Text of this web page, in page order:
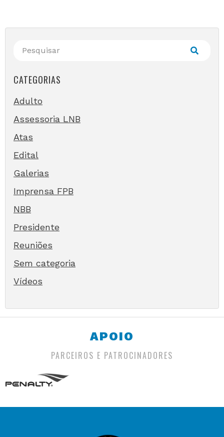
CATEGORIAS
Adulto
Assessoria LNB
Atas
Edital
Galerias
Imprensa FPB
NBB
Presidente
Reuniões
Sem categoria
Vídeos
APOIO
PARCEIROS E PATROCINADORES